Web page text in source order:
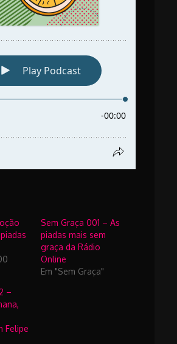
Sem Graça 001 – As
piadas mais sem
graça da Rádio
Online
Em "Sem Graça"
–
Felipe